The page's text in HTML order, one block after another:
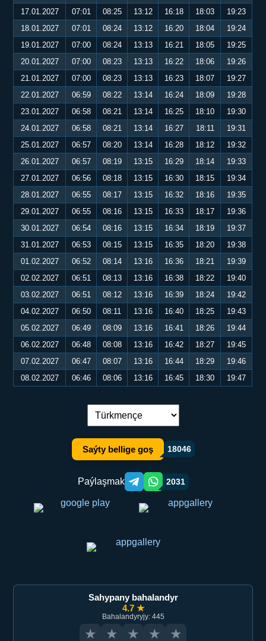
17.01.2027
07:01 08:25 13:12 16:18 18:03
19:23
18.01.2027
07:01 08:24 13:12 16:20 18:04
19:24
19.01.2027
07:00 08:24 13:13 16:21 18:05
19:25
20.01.2027
07:00 08:23 13:13 16:22 18:06
19:26
21.01.2027
07:00 08:23 13:13 16:23 18:07
19:27
22.01.2027
06:59 08:22 13:14 16:24 18:09
19:28
23.01.2027
06:58 08:21 13:14 16:25 18:10
19:30
24.01.2027
06:58 08:21 13:14 16:27 18:11
19:31
25.01.2027
06:57 08:20 13:14 16:28 18:12
19:32
26.01.2027
06:57 08:19 13:15 16:29 18:14
19:33
27.01.2027
06:56 08:18 13:15 16:30 18:15
19:34
28.01.2027
06:55 08:17 13:15 16:32 18:16
19:35
29.01.2027
06:55 08:16 13:15 16:33 18:17
19:36
30.01.2027
06:54 08:16 13:15 16:34 18:19
19:37
31.01.2027
06:53 08:15 13:15 16:35 18:20
19:38
01.02.2027
06:52 08:14 13:16 16:36 18:21
19:39
02.02.2027
06:51 08:13 13:16 16:38 18:22
19:40
03.02.2027
06:51 08:12 13:16 16:39 18:24
19:42
04.02.2027
06:50 08:11 13:16 16:40 18:25
19:43
05.02.2027
06:49 08:09 13:16 16:41 18:26
19:44
06.02.2027
06:48 08:08 13:16 16:42 18:27
19:45
07.02.2027
06:47 08:07 13:16 16:44 18:29
19:46
08.02.2027
06:46 08:06 13:16 16:45 18:30 19:47
Dil çalşyryş:
Saýty bellige goş 18046
Paýlaşmak Telegram orqali ulashish
WhatsApp orqali ulashish
2031
Sahypany bahalandyr
4.7 ★
Bahalandyryjy: 445
★ ★ ★ ★ ★